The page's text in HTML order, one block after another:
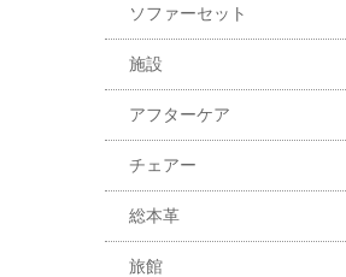
ソファーセット
施設
アフターケア
チェアー
総本革
旅館